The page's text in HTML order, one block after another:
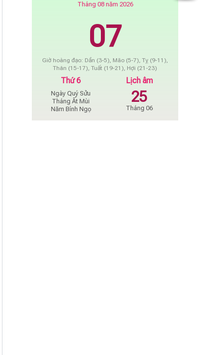
Tháng 08 năm 2026
07
Giờ hoàng đạo: Dần (3-5), Mão (5-7), Tỵ (9-11),
Thân (15-17), Tuất (19-21), Hợi (21-23)
Thứ 6
Ngày Quý Sửu
Tháng Ất Mùi
Năm Bính Ngọ
Lịch âm
25
Tháng 06